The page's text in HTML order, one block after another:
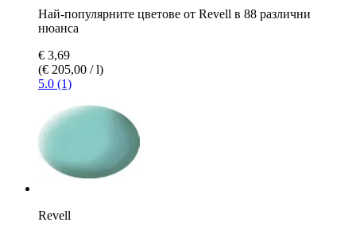
Най-популярните цветове от Revell в 88 различни
нюанса
€ 3,69
(€ 205,00 / l)
5.0 (1)
Revell